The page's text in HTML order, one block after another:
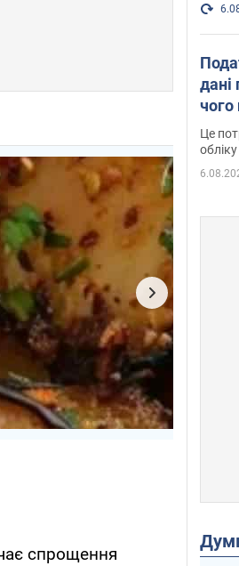
спрощення
дані
чого
Це
обліку